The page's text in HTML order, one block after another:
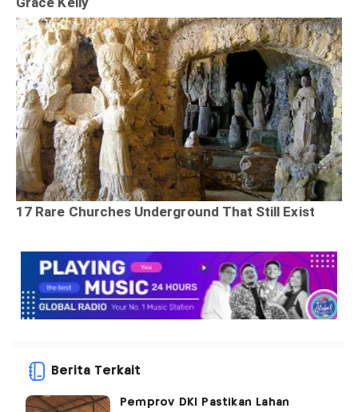
Berita Terkait
Pemprov DKI Pastikan Lahan